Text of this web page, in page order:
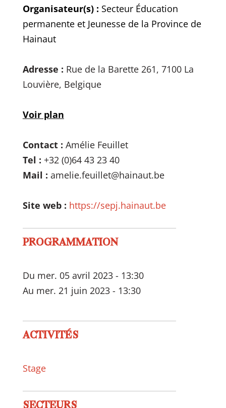
Organisateur(s) : Secteur Éducation
permanente et Jeunesse de la Province de
Hainaut
Adresse : Rue de la Barette 261, 7100 La
Louvière, Belgique
Voir plan
Contact : Amélie Feuillet
Tel : +32 (0)64 43 23 40
Mail : amelie.feuillet@hainaut.be
Site web : https://sepj.hainaut.be
PROGRAMMATION
Du mer. 05 avril 2023 - 13:30
Au mer. 21 juin 2023 - 13:30
ACTIVITÉS
Stage